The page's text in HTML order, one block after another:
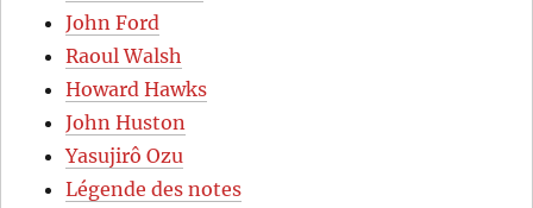
John Ford
Raoul Walsh
Howard Hawks
John Huston
Yasujirô Ozu
Légende des notes